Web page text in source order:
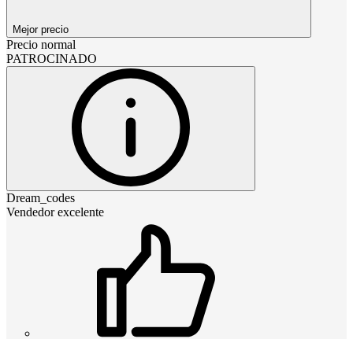
Mejor precio
Precio normal
PATROCINADO
Dream_codes
Vendedor excelente